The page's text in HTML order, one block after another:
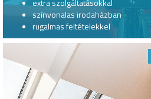
extra szolgáltatásokkal
színvonalas irodaházban
rugalmas feltételekkel